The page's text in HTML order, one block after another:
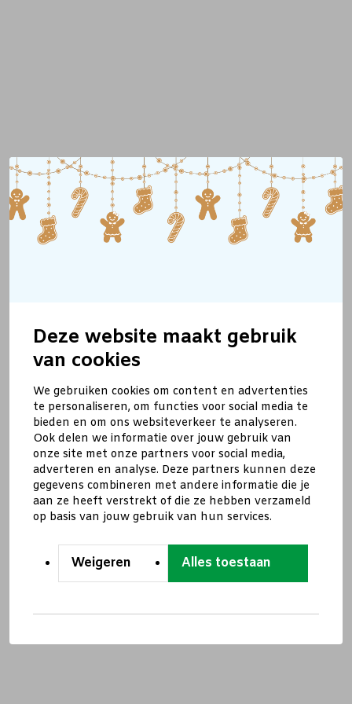
Deze website maakt gebruik
van cookies
We gebruiken cookies om content en advertenties
te personaliseren, om functies voor social media te
bieden en om ons websiteverkeer te analyseren.
Ook delen we informatie over jouw gebruik van
onze site met onze partners voor social media,
adverteren en analyse. Deze partners kunnen deze
gegevens combineren met andere informatie die je
aan ze heeft verstrekt of die ze hebben verzameld
op basis van jouw gebruik van hun services.
Weigeren Alles toestaan